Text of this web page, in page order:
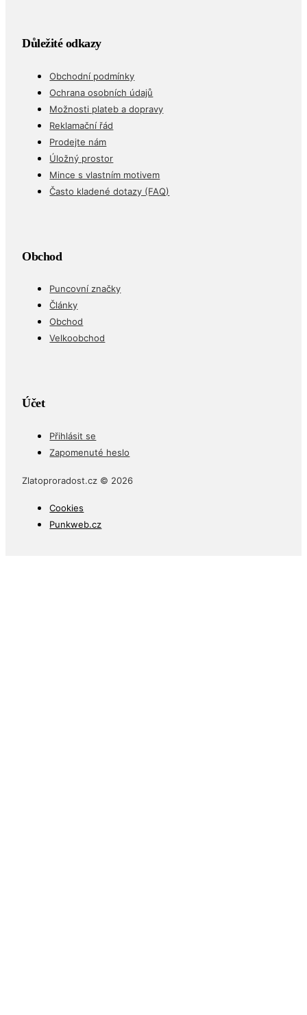
Důležité odkazy
Obchodní podmínky
Ochrana osobních údajů
Možnosti plateb a dopravy
Reklamační řád
Prodejte nám
Úložný prostor
Mince s vlastním motivem
Často kladené dotazy (FAQ)
Obchod
Puncovní značky
Články
Obchod
Velkoobchod
Účet
Přihlásit se
Zapomenuté heslo
Zlatoproradost.cz © 2026
Cookies
Punkweb.cz